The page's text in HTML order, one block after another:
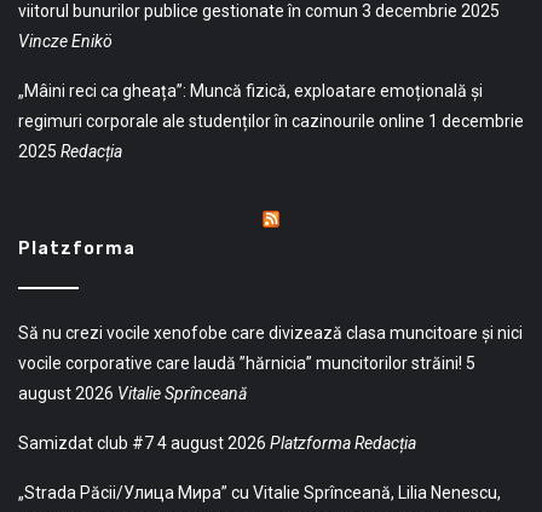
viitorul bunurilor publice gestionate în comun 3 decembrie 2025
Vincze Enikö
„Mâini reci ca gheața”: Muncă fizică, exploatare emoțională și
regimuri corporale ale studenților în cazinourile online 1 decembrie
2025 Redacția
Platzforma
Să nu crezi vocile xenofobe care divizează clasa muncitoare și nici
vocile corporative care laudă ”hărnicia” muncitorilor străini! 5
august 2026 Vitalie Sprînceană
Samizdat club #74 august 2026 Platzforma Redacția
„Strada Păcii/Улица Мира” cu Vitalie Sprînceană, Lilia Nenescu,